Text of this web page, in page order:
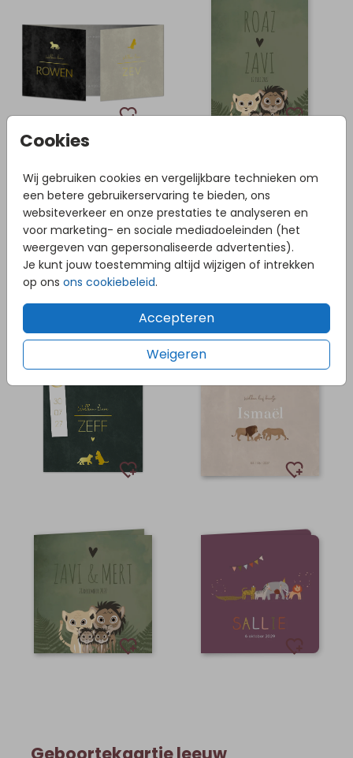
Cookies
Wij gebruiken cookies en vergelijkbare technieken om
een betere gebruikerservaring te bieden, ons
websiteverkeer en onze prestaties te analyseren en
voor marketing- en sociale mediadoeleinden (het
weergeven van gepersonaliseerde advertenties).
Je kunt jouw toestemming altijd wijzigen of intrekken
op ons ons cookiebeleid.
Accepteren
Weigeren